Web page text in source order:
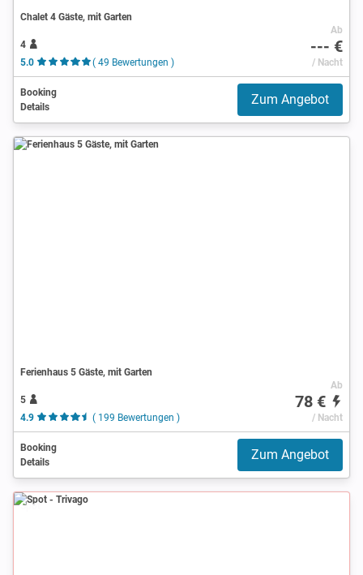
Chalet 4 Gäste, mit Garten
4
5.0
( 49 Bewertungen )
Ab
--- €
/ Nacht
Booking
Details
Zum Angebot
Ferienhaus 5 Gäste, mit Garten
5
4.9
( 199 Bewertungen )
Ab
78 €
/ Nacht
Booking
Details
Zum Angebot
Spot